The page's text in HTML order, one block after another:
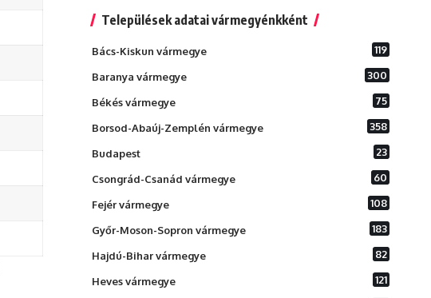
Települések adatai vármegyénkként
Bács-Kiskun vármegye 119
Baranya vármegye 300
Békés vármegye 75
Borsod-Abaúj-Zemplén vármegye 358
Budapest 23
Csongrád-Csanád vármegye 60
Fejér vármegye 108
Győr-Moson-Sopron vármegye 183
Hajdú-Bihar vármegye 82
Heves vármegye 121